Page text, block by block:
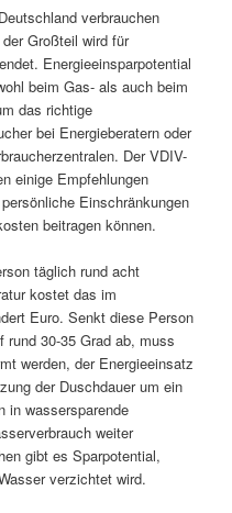
verbrauchen
Großteil wird für
Energieeinsparpotential
beim Gas- als auch beim
das richtige
bei Energieberatern oder
Der VDIV-
einige Empfehlungen
Einschränkungen
beitragen können.
täglich rund acht
kostet das im
Euro. Senkt diese Person
rund 30-35 Grad ab, muss
werden, der Energieeinsatz
der Duschdauer um ein
in wassersparende
weiter
gibt es Sparpotential,
verzichtet wird.